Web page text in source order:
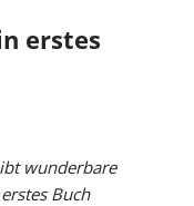
erstes
wunderbare
Buch